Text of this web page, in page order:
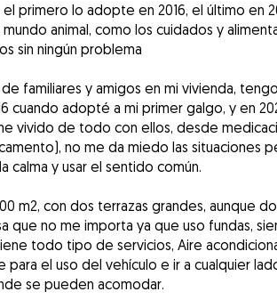
primero lo adopte en 2016, el último en
animal, como los cuidados y
sin ningún problema
familiares y amigos en mi vivienda,
cuando adopté a mi primer galgo, y en
vivido de todo con ellos, desde
no me da miedo las situaciones
calma y usar el sentido común.
m2, con dos terrazas grandes, aunque
que no me importa ya que uso fundas,
todo tipo de servicios, Aire
para el uso del vehículo e ir a cualquier
se pueden acomodar.